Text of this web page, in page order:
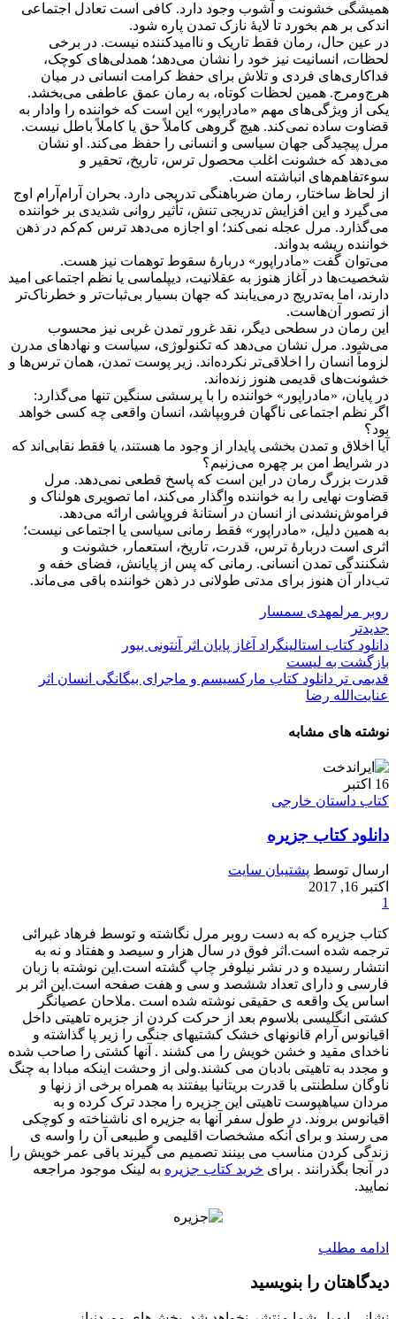
همیشگی خشونت و آشوب وجود دارد. کافی است تعادل اجتماعی
اندکی بر هم بخورد تا لایهٔ نازک تمدن پاره شود.
در عین حال، رمان فقط تاریک و ناامیدکننده نیست. در برخی
لحظات، انسانیت نیز خود را نشان می‌دهد؛ همدلی‌های کوچک،
فداکاری‌های فردی و تلاش برای حفظ کرامت انسانی در میان
هرج‌ومرج. همین لحظات کوتاه، به رمان عمق عاطفی می‌بخشد.
یکی از ویژگی‌های مهم «مادراپور» این است که خواننده را وادار به
قضاوت ساده نمی‌کند. هیچ گروهی کاملاً حق یا کاملاً باطل نیست.
مرل پیچیدگی جهان سیاسی و انسانی را حفظ می‌کند. او نشان
می‌دهد که خشونت اغلب محصول ترس، تاریخ، تحقیر و
سوءتفاهم‌های انباشته است.
از لحاظ ساختار، رمان ضرباهنگی تدریجی دارد. بحران آرام‌آرام اوج
می‌گیرد و این افزایش تدریجی تنش، تأثیر روانی شدیدی بر خواننده
می‌گذارد. مرل عجله نمی‌کند؛ او اجازه می‌دهد ترس کم‌کم در ذهن
خواننده ریشه بدواند.
می‌توان گفت «مادراپور» دربارهٔ سقوط توهمات نیز هست.
شخصیت‌ها در آغاز هنوز به عقلانیت، دیپلماسی یا نظم اجتماعی امید
دارند، اما به‌تدریج درمی‌یابند که جهان بسیار بی‌ثبات‌تر و خطرناک‌تر
از تصور آن‌هاست.
این رمان در سطحی دیگر، نقد غرور تمدن غربی نیز محسوب
می‌شود. مرل نشان می‌دهد که تکنولوژی، سیاست و نهادهای مدرن
لزوماً انسان را اخلاقی‌تر نکرده‌اند. زیر پوست تمدن، همان ترس‌ها و
خشونت‌های قدیمی هنوز زنده‌اند.
در پایان، «مادراپور» خواننده را با پرسشی سنگین تنها می‌گذارد:
اگر نظم اجتماعی ناگهان فروبپاشد، انسان واقعی چه کسی خواهد
بود؟
آیا اخلاق و تمدن بخشی پایدار از وجود ما هستند، یا فقط نقابی‌اند که
در شرایط امن بر چهره می‌زنیم؟
قدرت بزرگ رمان در این است که پاسخ قطعی نمی‌دهد. مرل
قضاوت نهایی را به خواننده واگذار می‌کند، اما تصویری هولناک و
فراموش‌نشدنی از انسان در آستانهٔ فروپاشی ارائه می‌دهد.
به همین دلیل، «مادراپور» فقط رمانی سیاسی یا اجتماعی نیست؛
اثری است دربارهٔ ترس، قدرت، تاریخ، استعمار، خشونت و
شکنندگی تمدن انسانی. رمانی که پس از پایانش، فضای خفه و
تب‌دار آن هنوز برای مدتی طولانی در ذهن خواننده باقی می‌ماند.
روبر مرلمهدی سمسار
جدیدتر
دانلود کتاب استالینگراد آغاز پایان اثر آنتونی بیور
بازگشت به لیست
قدیمی تر دانلود کتاب مارکسیسم و ماجرای بیگانگی انسان اثر
عنایت‌الله رضا
نوشته های مشابه
16 اکتبر
کتاب داستان خارجی
دانلود کتاب جزیره
ارسال توسط پشتیبان سایت
اکتبر 16, 2017
1
کتاب جزیره که به دست روبر مرل نگاشته و توسط فرهاد غبرائی
ترجمه شده است.اثر فوق در سال هزار و سیصد و هفتاد و نه به
انتشار رسیده و در نشر نیلوفر چاپ گشته است.این نوشته با زبان
فارسی و دارای تعداد ششصد و سی و هفت صفحه است.این اثر بر
اساس یک واقعه ی حقیقی نوشته شده است .ملاحان عصیانگر
کشتی انگلیسی بلاسوم بعد از حرکت کردن از جزیره تاهیتی داخل
اقیانوس آرام قانونهای خشک کشتیهای جنگی را زیر پا گذاشته و
ناخدای مقید و خشن خویش را می کشند . آنها کشتی را صاحب شده
و مجدد به تاهیتی بادبان می کشند.ولی از وحشت اینکه مبادا به چنگ
ناوگان سلطنتی با قدرت بریتانیا بیفتند به همراه برخی از زنها و
مردان سیاهپوست تاهیتی این جزیره را مجدد ترک کرده و به
اقیانوس بروند. در طول سفر آنها به جزیره ای ناشناخته و کوچکی
می رسند و برای آنکه مشخصات اقلیمی و طبیعی آن را واسه ی
زندگی کردن مناسب می بینند تصمیم می گیرند باقی عمر خویش را
در آنجا بگذرانند . برای خرید کتاب جزیره به لینک موجود مراجعه
نمایید.
ادامه مطلب
دیدگاهتان را بنویسید